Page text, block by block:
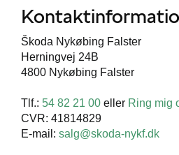
Škoda Nykøbing Falster
Herningvej 24B
4800 Nykøbing Falster
Tlf.: 54 82 21 00 eller Ring mig
CVR: 41814829
E-mail: salg@skoda-nykf.dk